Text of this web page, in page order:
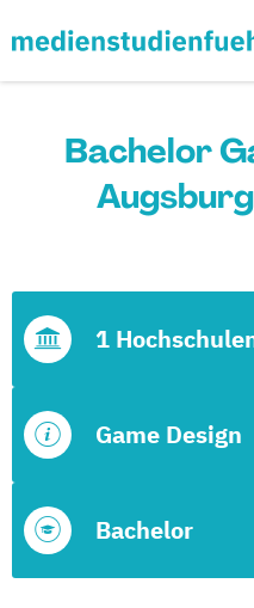
Bachelor
Bachelor
Game Design
1